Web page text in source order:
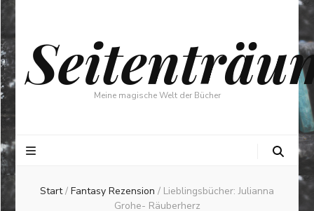
Meine magische Welt der Bücher
Start / Fantasy Rezension / Lieblingsbücher: Julianna
Grohe- Räuberherz